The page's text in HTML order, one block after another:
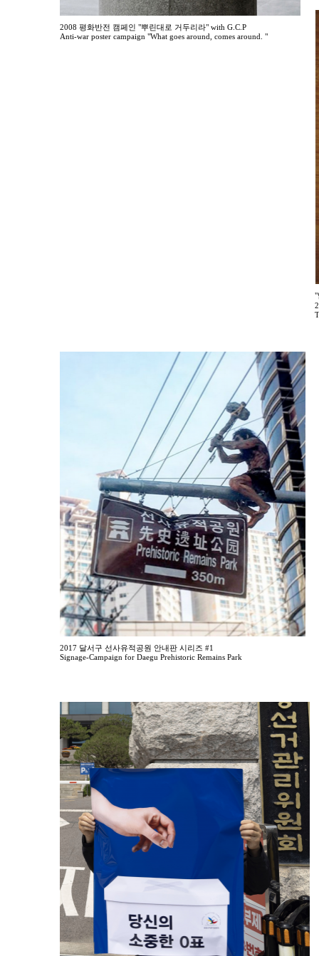
2008 평화반전 캠페인 "뿌린대로 거두리라" with G.C.P
Anti-war poster campaign "What goes around, comes around. "
"
2017 달서구 선사유적공원 안내판 시리즈 #1
Signage-Campaign for Daegu Prehistoric Remains Park